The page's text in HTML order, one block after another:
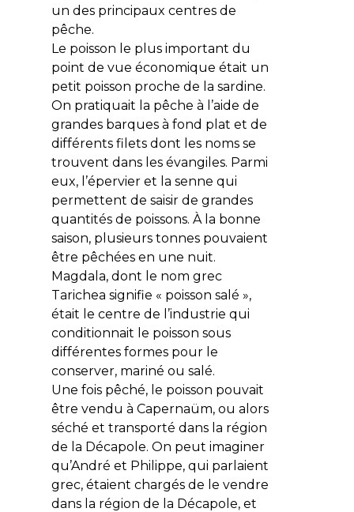
un des principaux centres de
pêche.
Le poisson le plus important du
point de vue économique était un
petit poisson proche de la sardine.
On pratiquait la pêche à l’aide de
grandes barques à fond plat et de
différents filets dont les noms se
trouvent dans les évangiles. Parmi
eux, l’épervier et la senne qui
permettent de saisir de grandes
quantités de poissons. À la bonne
saison, plusieurs tonnes pouvaient
être pêchées en une nuit.
Magdala, dont le nom grec
Tarichea signifie « poisson salé »,
était le centre de l’industrie qui
conditionnait le poisson sous
différentes formes pour le
conserver, mariné ou salé.
Une fois pêché, le poisson pouvait
être vendu à Capernaüm, ou alors
séché et transporté dans la région
de la Décapole. On peut imaginer
qu’André et Philippe, qui parlaient
grec, étaient chargés de le vendre
dans la région de la Décapole, et